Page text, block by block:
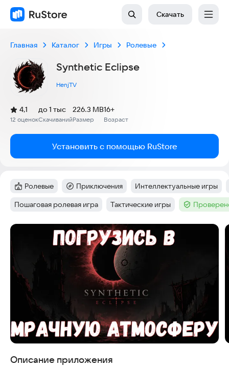
Скачать
Главная Каталог Игры Ролевые
Synthetic Eclipse
HenjTV
Рейтинг:
4,1
(
12 оценок
)
Скачиваний
до 1 тыс
Размер
226.3 MB
Возраст
16+
Установить с помощью RuStore
Категория:
Ролевые Категория:
Приключения Тег:
Интеллектуальные игры
Тег:
Пошаговая ролевая игра Тег:
Тактические игры Тег :
Скриншоты
Описание приложения